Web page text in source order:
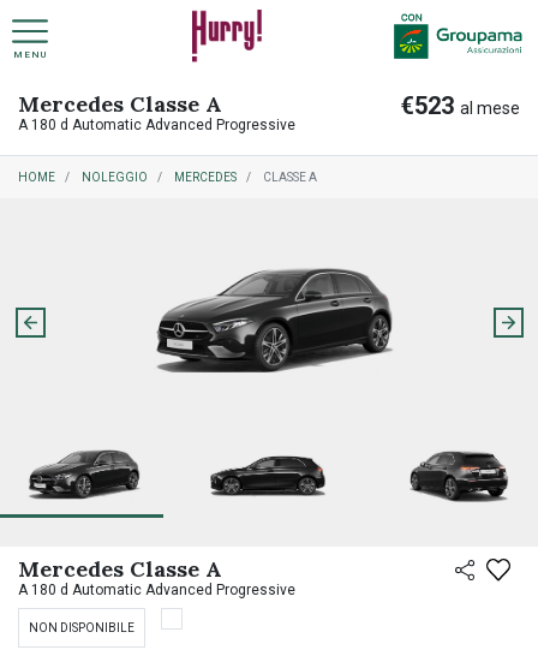
MENU
Mercedes Classe A
A 180 d Automatic Advanced Progressive
€523 al mese
HOME NOLEGGIO MERCEDES CLASSE A
Mercedes Classe A
A 180 d Automatic Advanced Progressive
NON DISPONIBILE
NOLEGGIO A LUNGO TERMINE PRIVATI
COME FUNZIONA NOLEGGIO A LUNGO TERMINE